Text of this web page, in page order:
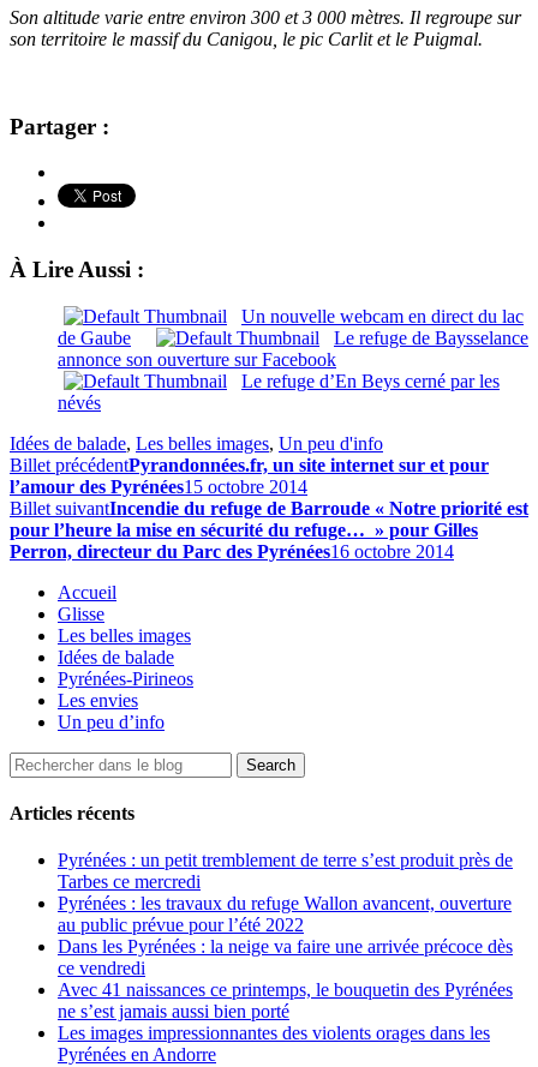
Son altitude varie entre environ 300 et 3 000 mètres. Il regroupe sur
son territoire le massif du Canigou, le pic Carlit et le Puigmal.
Partager :
À Lire Aussi :
Un nouvelle webcam en direct du lac
de Gaube
Le refuge de Baysselance
annonce son ouverture sur Facebook
Le refuge d’En Beys cerné par les
névés
Idées de balade, Les belles images, Un peu d'info
Billet précédentPyrandonnées.fr, un site internet sur et pour
l’amour des Pyrénées15 octobre 2014
Billet suivantIncendie du refuge de Barroude « Notre priorité est
pour l’heure la mise en sécurité du refuge… » pour Gilles
Perron, directeur du Parc des Pyrénées16 octobre 2014
Accueil
Glisse
Les belles images
Idées de balade
Pyrénées-Pirineos
Les envies
Un peu d’info
Articles récents
Pyrénées : un petit tremblement de terre s’est produit près de
Tarbes ce mercredi
Pyrénées : les travaux du refuge Wallon avancent, ouverture
au public prévue pour l’été 2022
Dans les Pyrénées : la neige va faire une arrivée précoce dès
ce vendredi
Avec 41 naissances ce printemps, le bouquetin des Pyrénées
ne s’est jamais aussi bien porté
Les images impressionnantes des violents orages dans les
Pyrénées en Andorre